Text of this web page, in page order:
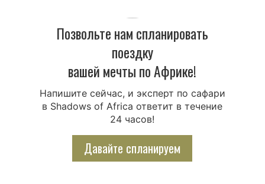
Позвольте нам спланировать
поездку
вашей мечты по Африке!
Напишите сейчас, и эксперт по сафари
в Shadows of Africa ответит в течение
24 часов!
Давайте спланируем